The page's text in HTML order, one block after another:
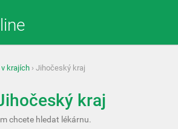
krajích › Jihočeský kraj
kraj
chcete hledat lékárnu.